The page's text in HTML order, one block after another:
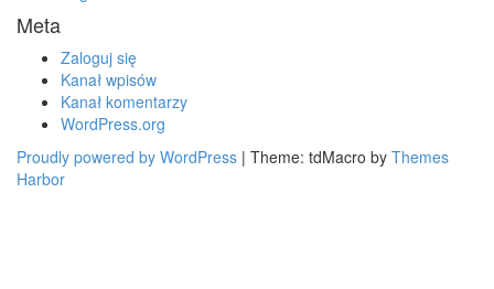
Meta
Zaloguj się
Kanał wpisów
Kanał komentarzy
WordPress.org
Proudly powered by WordPress | Theme: tdMacro by Themes
Harbor